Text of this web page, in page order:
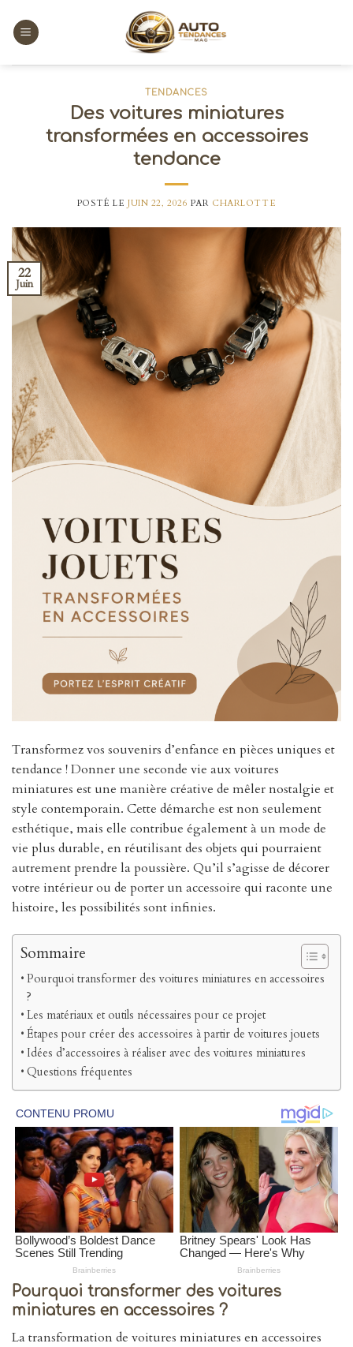
content
TENDANCES
Des voitures miniatures
transformées en accessoires
tendance
POSTÉ LE JUIN 22, 2026 PAR CHARLOTTE
22
Juin
Transformez vos souvenirs d’enfance en pièces uniques et
tendance ! Donner une seconde vie aux voitures
miniatures est une manière créative de mêler nostalgie et
style contemporain. Cette démarche est non seulement
esthétique, mais elle contribue également à un mode de
vie plus durable, en réutilisant des objets qui pourraient
autrement prendre la poussière. Qu’il s’agisse de décorer
votre intérieur ou de porter un accessoire qui raconte une
histoire, les possibilités sont infinies.
Sommaire
Pourquoi transformer des voitures miniatures en accessoires
?
Les matériaux et outils nécessaires pour ce projet
Étapes pour créer des accessoires à partir de voitures jouets
Idées d’accessoires à réaliser avec des voitures miniatures
Questions fréquentes
Pourquoi transformer des voitures
miniatures en accessoires ?
La transformation de voitures miniatures en accessoires